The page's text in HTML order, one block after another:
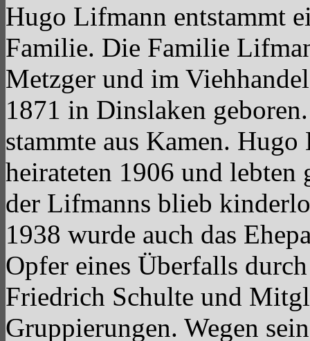
Hugo Lifmann entstammt
Familie. Die Familie
Metzger und im
1871 in Dinslaken
stammte aus Kamen.
heirateten 1906 und
der Lifmanns blieb
1938 wurde auch das
Opfer eines Überfalls
Friedrich Schulte und
Gruppierungen. Wegen